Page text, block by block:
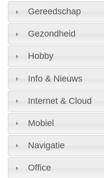
Gereedschap
Gezondheid
Hobby
Info & Nieuws
Internet & Cloud
Mobiel
Navigatie
Office